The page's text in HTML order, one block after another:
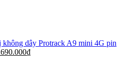
dây Protrack A9 mini 4G pin
₫Giá